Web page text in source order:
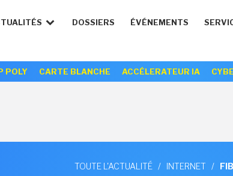
DOSSIERS ÉVÉNEMENTS
POLY CARTE BLANCHE ACCÉLERATEUR IA
TOUTE L'ACTUALITÉ / INTERNET /